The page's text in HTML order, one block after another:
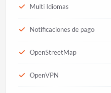
Multi Idiomas
Notificaciones de pago
OpenStreetMap
OpenVPN